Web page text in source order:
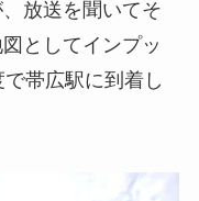
放送を聞いてそ
としてインプッ
帯広駅に到着し